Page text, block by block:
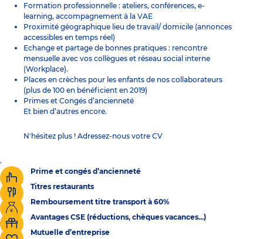
Formation professionnelle : ateliers, conférences, e-
learning, accompagnement à la VAE
Proximité géographique lieu de travail/ domicile (annonces
accessibles en temps réel)
Echange et partage de bonnes pratiques : rencontre
mensuelle avec vos collègues et réseau social interne
(Workplace).
Places en crèches pour les enfants de nos collaborateurs
(plus de 100 en bénéficient en 2019)
Primes et Congés d’ancienneté
Et bien d’autres encore.
N'hésitez plus ! Adressez-nous votre CV
.
Prime et congés d’ancienneté
Titres restaurants
Remboursement titre transport à 60%
Avantages CSE (réductions, chèques vacances...)
Mutuelle d’entreprise